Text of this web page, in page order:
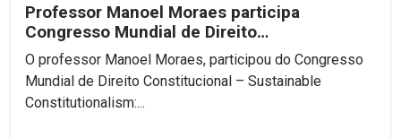
Professor Manoel Moraes participa
Congresso Mundial de Direito
Constitucional, na Colômbia.
O professor Manoel Moraes, participou do Congresso
Mundial de Direito Constitucional – Sustainable
Constitutionalism:...